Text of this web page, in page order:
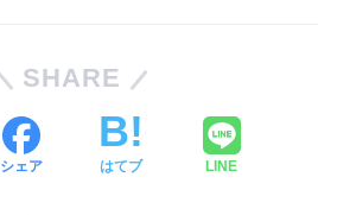
SHARE
シェア はてブ LINE